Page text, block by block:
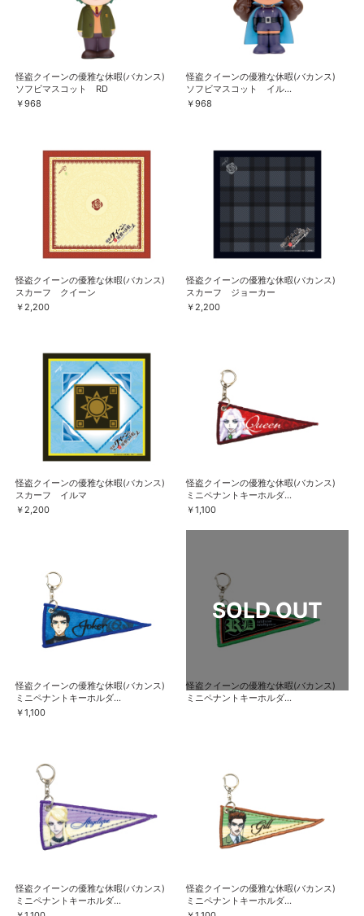
怪盗クイーンの優雅な休暇(バカンス)
ソフビマスコット RD
￥968
怪盗クイーンの優雅な休暇(バカンス)
ソフビマスコット イル...
￥968
怪盗クイーンの優雅な休暇(バカンス)
スカーフ クイーン
￥2,200
怪盗クイーンの優雅な休暇(バカンス)
スカーフ ジョーカー
￥2,200
怪盗クイーンの優雅な休暇(バカンス)
スカーフ イルマ
￥2,200
怪盗クイーンの優雅な休暇(バカンス)
ミニペナントキーホルダ...
￥1,100
怪盗クイーンの優雅な休暇(バカンス)
ミニペナントキーホルダ...
￥1,100
怪盗クイーンの優雅な休暇(バカンス)
ミニペナントキーホルダ...
怪盗クイーンの優雅な休暇(バカンス)
ミニペナントキーホルダ...
怪盗クイーンの優雅な休暇(バカンス)
ミニペナントキーホルダ...